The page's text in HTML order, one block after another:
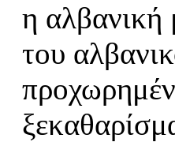
η αλβανική
του